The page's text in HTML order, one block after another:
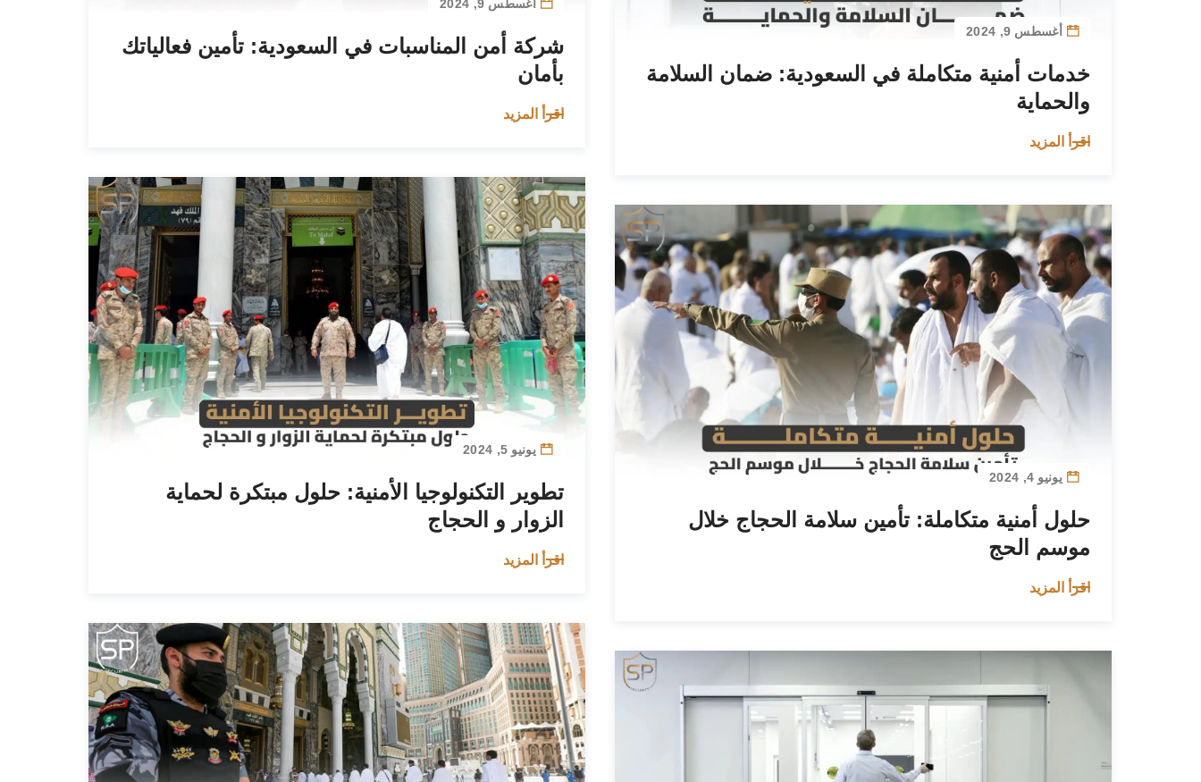
أغسطس 9, 2024
شركة أمن المناسبات في السعودية: تأمين فعالياتك
بأمان
اقرأ المزيد
أغسطس 9, 2024
خدمات أمنية متكاملة في السعودية: ضمان السلامة
والحماية
اقرأ المزيد
يونيو 5, 2024
تطوير التكنولوجيا الأمنية: حلول مبتكرة لحماية
الزوار و الحجاج
اقرأ المزيد
يونيو 4, 2024
حلول أمنية متكاملة: تأمين سلامة الحجاج خلال
موسم الحج
اقرأ المزيد